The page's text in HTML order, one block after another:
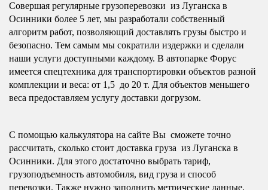
Совершая регулярные грузоперевозки из Луганска в
Осинники более 5 лет, мы разработали собственный
алгоритм работ, позволяющий доставлять грузы быстро и
безопасно. Тем самым мы сократили издержки и сделали
наши услуги доступными каждому. В автопарке Форус
имеется спецтехника для транспортировки объектов разной
комплекции и веса: от 1,5 до 20 т. Для объектов меньшего
веса предоставляем услугу доставки догрузом.
С помощью калькулятора на сайте Вы сможете точно
рассчитать, сколько стоит доставка груза из Луганска в
Осинники. Для этого достаточно выбрать тариф,
грузоподъемность автомобиля, вид груза и способ
перевозки. Также нужно заполнить метрические данные,